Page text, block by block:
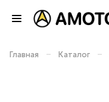
Главная – Каталог –